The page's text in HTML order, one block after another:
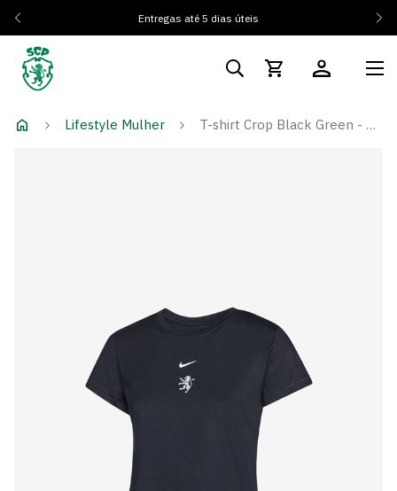
Entregas até 5 dias úteis
Lifestyle Mulher T-shirt Crop Black Green - Mulher